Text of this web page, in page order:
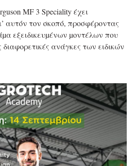
MF 3 Speciality έχει
αυτόν τον σκοπό, προσφέροντας
εξειδικευµένων µοντέλων που
ανάγκες των ειδικών